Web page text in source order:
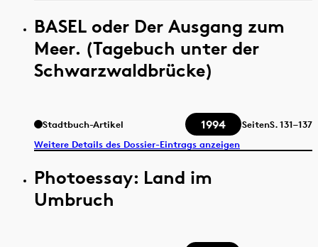
BASEL oder Der Ausgang zum
Meer. (Tagebuch unter der
Schwarzwaldbrücke)
Stadtbuch-Artikel 1994 SeitenS.131–137
Weitere Details des Dossier-Eintrags anzeigen
Photoessay: Land im
Umbruch